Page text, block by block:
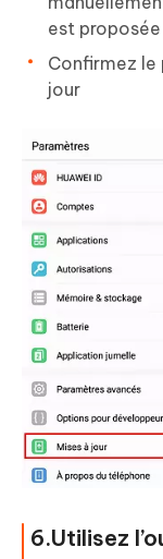
est proposée
Confirmez le
jour
6.Utilisez